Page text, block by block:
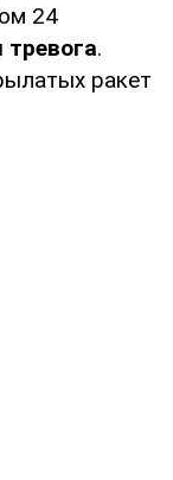
24
.
ракет